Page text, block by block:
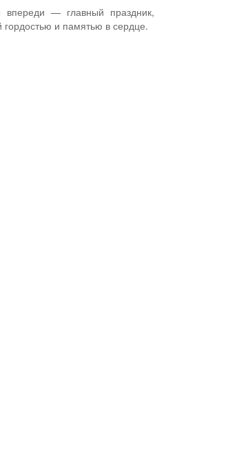
впереди — главный праздник,
гордостью и памятью в сердце.